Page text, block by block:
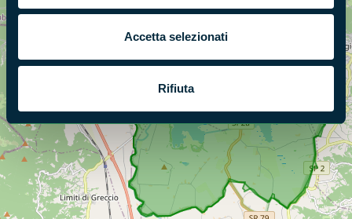
Accetta selezionati
Rifiuta